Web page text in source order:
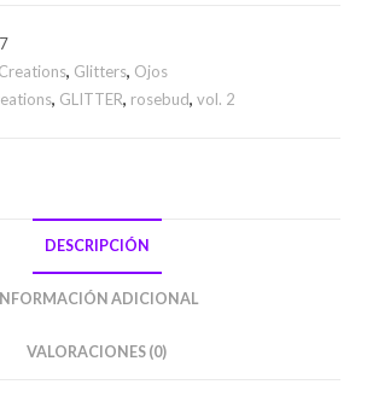
, Glitters, Ojos
, GLITTER, rosebud,vol. 2
DESCRIPCIÓN
ADICIONAL
VALORACIONES (0)